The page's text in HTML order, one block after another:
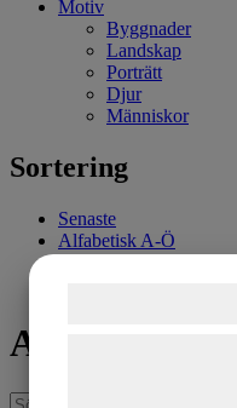
Motiv
Byggnader
Landskap
Porträtt
Djur
Människor
Sortering
Senaste
Alfabetisk A-Ö
Alla produkter